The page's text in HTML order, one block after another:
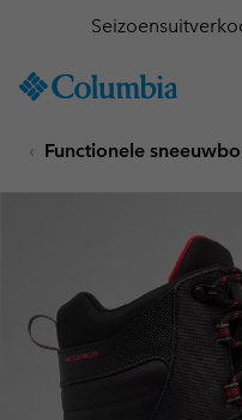
TO
SKIP
MAIN
TO
SEARCH
Functionele